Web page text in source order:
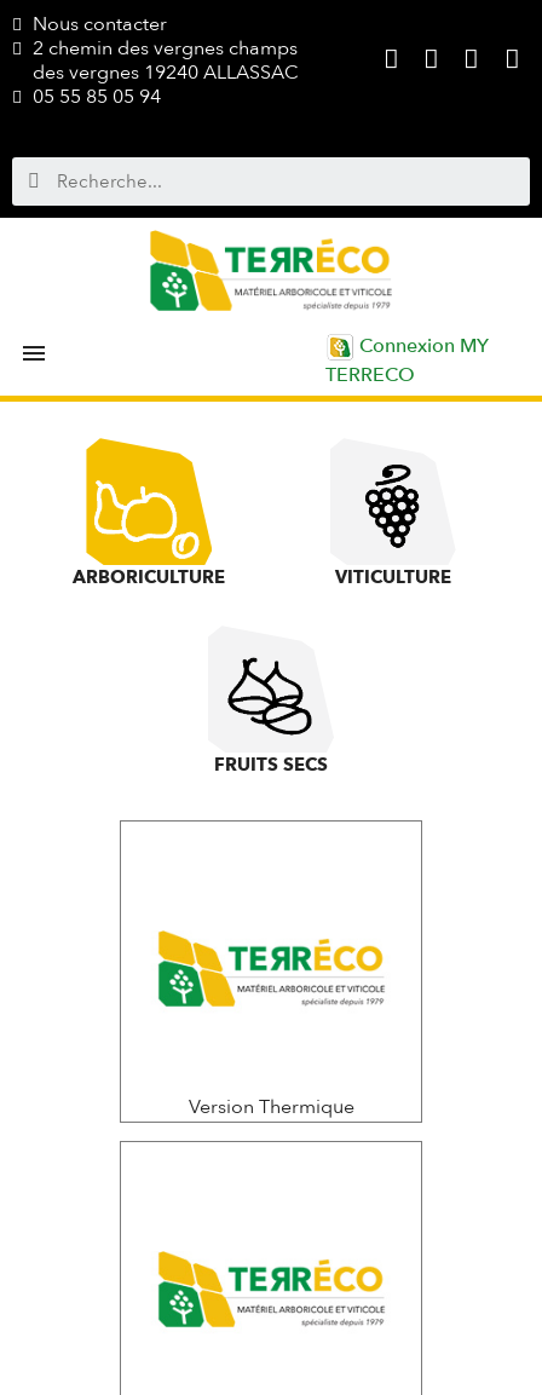
Nous contacter
2 chemin des vergnes champs
des vergnes 19240 ALLASSAC
05 55 85 05 94

Connexion MY
TERRECO
ARBORICULTURE VITICULTURE
FRUITS SECS
Version Thermique